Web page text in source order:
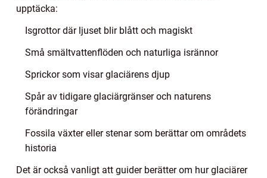
upptäcka:
Isgrottor där ljuset blir blått och magiskt
Små smältvattenflöden och naturliga isrännor
Sprickor som visar glaciärens djup
Spår av tidigare glaciärgränser och naturens
förändringar
Fossila växter eller stenar som berättar om områdets
historia
Det är också vanligt att guider berätter om hur glaciärer